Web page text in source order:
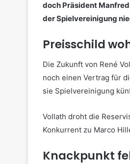
doch Präsident
der Spielvereinigung
Preisschild
Die Zukunft von René
noch einen Vertrag für
sie Spielvereinigung
Vollath droht die
Konkurrent zu Marco
Knackpunkt